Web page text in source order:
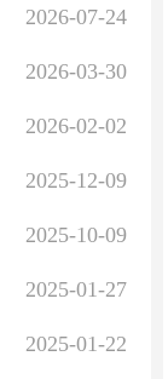
2026-07-24
2026-03-30
2026-02-02
2025-12-09
2025-10-09
2025-01-27
2025-01-22